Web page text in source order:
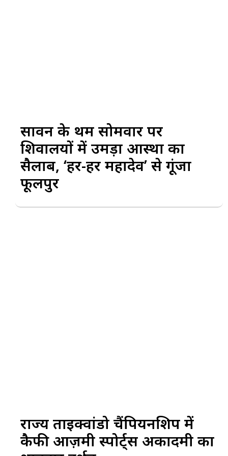
सावन के प्रथम सोमवार पर
शिवालयों में उमड़ा आस्था का
सैलाब, ‘हर-हर महादेव’ से गूंजा
फूलपुर
राज्य ताइक्वांडो चैंपियनशिप में
कैफी आज़मी स्पोर्ट्स अकादमी का